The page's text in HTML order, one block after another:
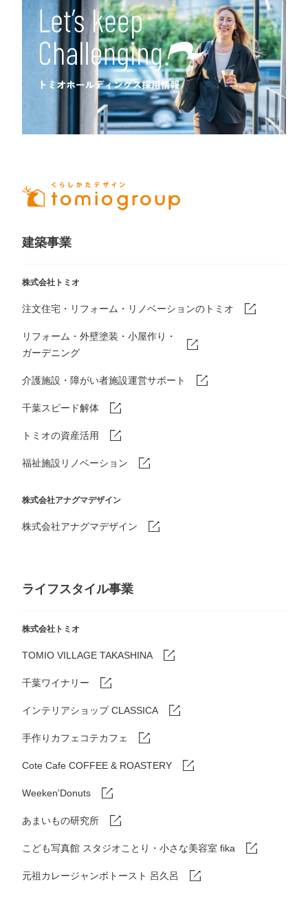
建築事業
株式会社トミオ
注文住宅・リフォーム・リノベーションのトミオ
リフォーム・外壁塗装・小屋作り・
ガーデニング
介護施設・障がい者施設運営サポート
千葉スピード解体
トミオの資産活用
福祉施設リノベーション
株式会社アナグマデザイン
株式会社アナグマデザイン
ライフスタイル事業
株式会社トミオ
TOMIO VILLAGE TAKASHINA
千葉ワイナリー
インテリアショップ CLASSICA
手作りカフェコテカフェ
Cote Cafe COFFEE & ROASTERY
Weeken'Donuts
あまいもの研究所
こども写真館 スタジオことり・小さな美容室 fika
元祖カレージャンボトースト 呂久呂